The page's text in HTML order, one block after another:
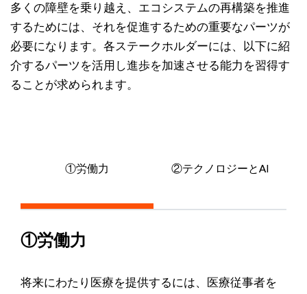
多くの障壁を乗り越え、エコシステムの再構築を推進
するためには、それを促進するための重要なパーツが
必要になります。各ステークホルダーには、以下に紹
介するパーツを活用し進歩を加速させる能力を習得す
ることが求められます。
①労働力 ②テクノロジーとAI
①労働力
将来にわたり医療を提供するには、医療従事者を